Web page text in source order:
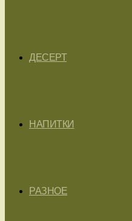
ДЕСЕРТ
НАПИТКИ
РАЗНОЕ